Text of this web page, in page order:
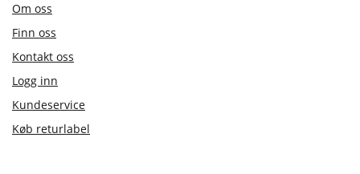
Om oss
Finn oss
Kontakt oss
Logg inn
Kundeservice
Køb returlabel